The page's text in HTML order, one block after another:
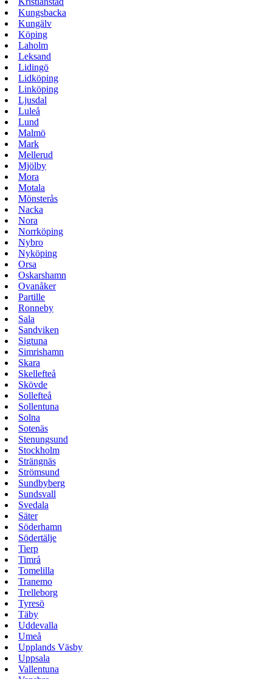
Kungsbacka
Kungälv
Köping
Laholm
Leksand
Lidingö
Lidköping
Linköping
Ljusdal
Luleå
Lund
Malmö
Mark
Mellerud
Mjölby
Mora
Motala
Mönsterås
Nacka
Nora
Norrköping
Nybro
Nyköping
Orsa
Oskarshamn
Ovanåker
Partille
Ronneby
Sala
Sandviken
Sigtuna
Simrishamn
Skara
Skellefteå
Skövde
Sollefteå
Sollentuna
Solna
Sotenäs
Stenungsund
Stockholm
Strängnäs
Strömsund
Sundbyberg
Sundsvall
Svedala
Säter
Söderhamn
Södertälje
Tierp
Timrå
Tomelilla
Tranemo
Trelleborg
Tyresö
Täby
Uddevalla
Umeå
Upplands Väsby
Uppsala
Vallentuna